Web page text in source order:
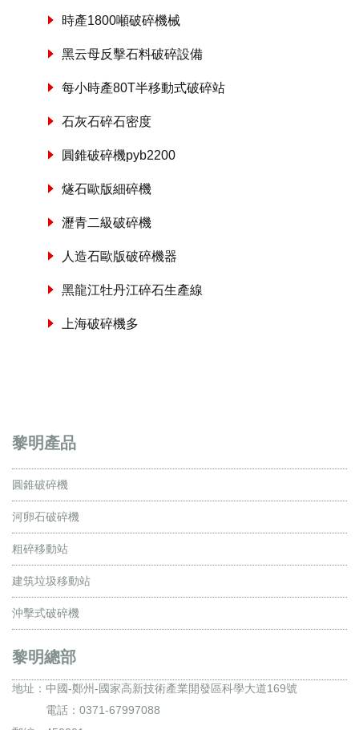
時產1800噸破碎機械
黑云母反擊石料破碎設備
每小時產80T半移動式破碎站
石灰石碎石密度
圓錐破碎機pyb2200
燧石歐版細碎機
瀝青二級破碎機
人造石歐版破碎機器
黑龍江牡丹江碎石生產線
上海破碎機多
黎明產品
圓錐破碎機
河卵石破碎機
粗碎移動站
建筑垃圾移動站
沖擊式破碎機
黎明總部
地址： 中國-鄭州-國家高新技術產業開發區科學大道169號
電話：0371-67997088